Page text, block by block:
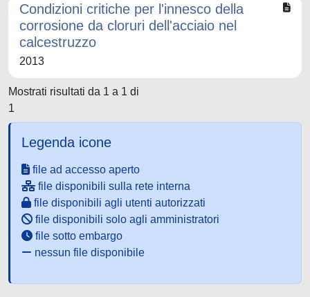
Condizioni critiche per l'innesco della
corrosione da cloruri dell'acciaio nel
calcestruzzo
2013
Mostrati risultati da 1 a 1 di
1
Legenda icone
file ad accesso aperto
file disponibili sulla rete interna
file disponibili agli utenti autorizzati
file disponibili solo agli amministratori
file sotto embargo
nessun file disponibile